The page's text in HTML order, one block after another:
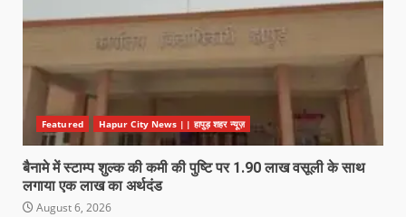
Featured Hapur City News || हापुड़ शहर न्यूज़
बैनामे में स्टाम्प शुल्क की कमी की पुष्टि पर 1.90 लाख वसूली के साथ
लगाया एक लाख का अर्थदंड
August 6, 2026